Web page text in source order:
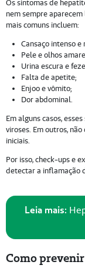
Os sintomas de
nem sempre
mais comuns incluem:
Cansaço intenso
Pele e olhos
Urina escura e
Falta de apetite;
Enjoo e vômito;
Dor abdominal.
Em alguns casos,
viroses. Em outros,
iniciais.
Por isso, check-ups e
detectar a inflamação
Leia mais:
Como